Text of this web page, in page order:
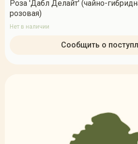
Роза 'Дабл Делайт' (чайно-
розовая)
Нет в наличии
Сообщить о